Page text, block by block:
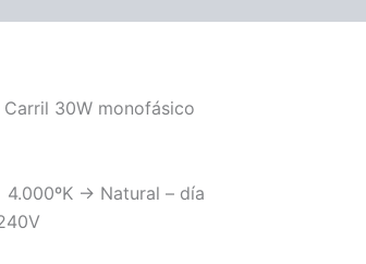
Carril 30W monofásico
4.000ºK -> Natural – día